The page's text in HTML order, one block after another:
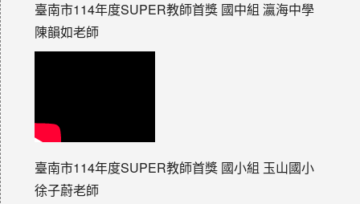
臺南市114年度SUPER教師首獎 國中組 瀛海中學
陳韻如老師
臺南市114年度SUPER教師首獎 國小組 玉山國小
徐子蔚老師